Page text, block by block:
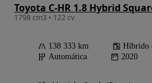
Toyota C-HR 1.8 Hybrid
1798 cm3 • 122 cv
138 333 km
Híbrido
Automática
2020